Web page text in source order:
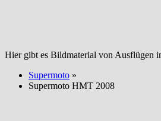
Hier gibt es Bildmaterial von Ausflügen
Supermoto »
Supermoto HMT 2008